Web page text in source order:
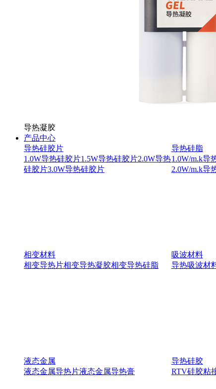
导热凝胶
产品中心
导热硅胶片
1.0W导热硅胶片1.5W导热硅胶片2.0W导热
硅胶片3.0W导热硅胶片
导热硅脂
1.0W/m.k导
2.0W/m.k导
相变材料
相变导热片相变导热凝胶相变导热硅脂
吸波材料
导热吸波材
液态金属
液态金属导热片液态金属导热膏
导热硅胶
RTV硅胶粘